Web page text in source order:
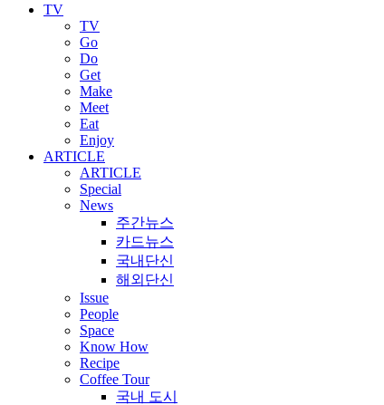
TV
TV
Go
Do
Get
Make
Meet
Eat
Enjoy
ARTICLE
ARTICLE
Special
News
주간뉴스
카드뉴스
국내단신
해외단신
Issue
People
Space
Know How
Recipe
Coffee Tour
국내 도시